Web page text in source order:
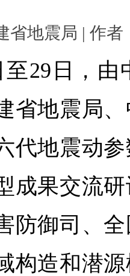
省地震局 | 作者
至29日，
省地震局
代地震动
成果交流
防御司、
构造和潜